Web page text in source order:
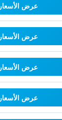
عرض الأسعار
عرض الأسعار
عرض الأسعار
عرض الأسعار